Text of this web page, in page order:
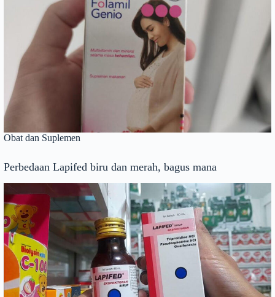
Obat dan Suplemen
Perbedaan Lapifed biru dan merah, bagus mana